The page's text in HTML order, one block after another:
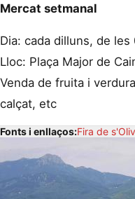
Mercat setmanal
Dia: cada dilluns, de
Lloc: Plaça Major de
Venda de fruita i
calçat, etc
Fonts i enllaços:Fira de